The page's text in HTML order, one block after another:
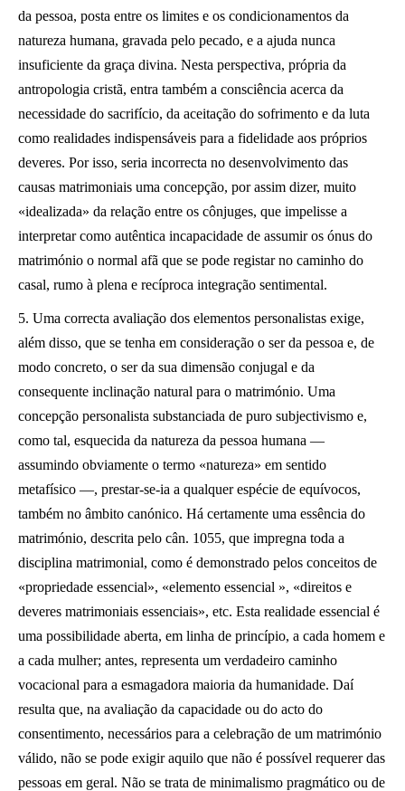
da pessoa, posta entre os limites e os condicionamentos da
natureza humana, gravada pelo pecado, e a ajuda nunca
insuficiente da graça divina. Nesta perspectiva, própria da
antropologia cristã, entra também a consciência acerca da
necessidade do sacrifício, da aceitação do sofrimento e da luta
como realidades indispensáveis para a fidelidade aos próprios
deveres. Por isso, seria incorrecta no desenvolvimento das
causas matrimoniais uma concepção, por assim dizer, muito
«idealizada» da relação entre os cônjuges, que impelisse a
interpretar como autêntica incapacidade de assumir os ónus do
matrimónio o normal afã que se pode registar no caminho do
casal, rumo à plena e recíproca integração sentimental.
5. Uma correcta avaliação dos elementos personalistas exige,
além disso, que se tenha em consideração o ser da pessoa e, de
modo concreto, o ser da sua dimensão conjugal e da
consequente inclinação natural para o matrimónio. Uma
concepção personalista substanciada de puro subjectivismo e,
como tal, esquecida da natureza da pessoa humana —
assumindo obviamente o termo «natureza» em sentido
metafísico —, prestar-se-ia a qualquer espécie de equívocos,
também no âmbito canónico. Há certamente uma essência do
matrimónio, descrita pelo cân. 1055, que impregna toda a
disciplina matrimonial, como é demonstrado pelos conceitos de
«propriedade essencial», «elemento essencial », «direitos e
deveres matrimoniais essenciais», etc. Esta realidade essencial é
uma possibilidade aberta, em linha de princípio, a cada homem e
a cada mulher; antes, representa um verdadeiro caminho
vocacional para a esmagadora maioria da humanidade. Daí
resulta que, na avaliação da capacidade ou do acto do
consentimento, necessários para a celebração de um matrimónio
válido, não se pode exigir aquilo que não é possível requerer das
pessoas em geral. Não se trata de minimalismo pragmático ou de